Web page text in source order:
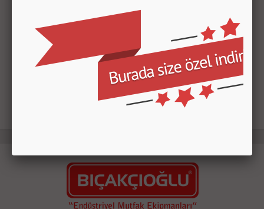
Bıçakçıoğlu Endüstriyel Mutfak Ekipmanları
Adres:Kültür Mah. Rasim Betir Bulvarı No:38 Merkez /
Düzce / Türkiye
+90 (380)514 13 55
www.bicakciogluendmutfak.com
info@bicakcioglu.com.tr